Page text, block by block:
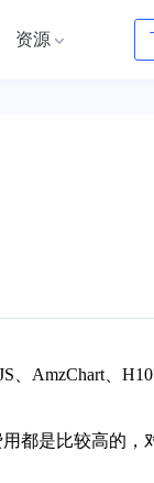
资源
、 AmzChart 、
都是比较高的，